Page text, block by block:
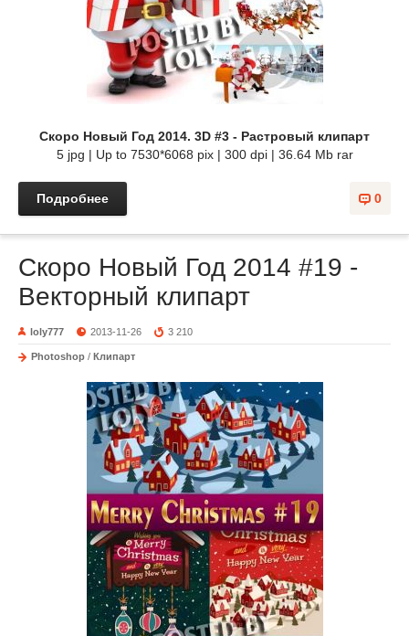
Скоро Новый Год 2014. 3D #3 - Растровый клипарт
5 jpg | Up to 7530*6068 pix | 300 dpi | 36.64 Mb rar
0
Подробнее
Скоро Новый Год 2014 #19 -
Векторный клипарт
loly777 2013-11-26 3 210
Photoshop / Клипарт